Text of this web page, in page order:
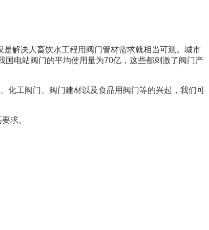
解决人畜饮水工程用阀门管材需求就相当可观。城市
电站阀门的平均使用量为70亿，这些都刺激了阀门产
工阀门、阀门建材以及食品用阀门等的兴起，我们可
求。